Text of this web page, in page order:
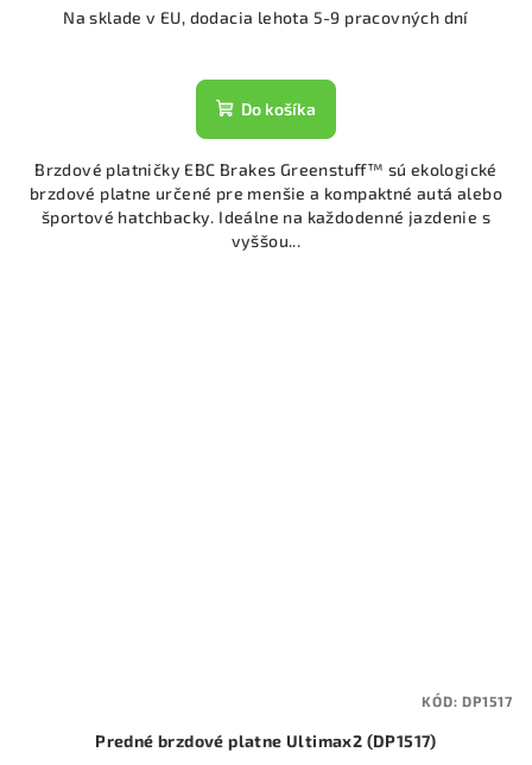
Na sklade v EU, dodacia lehota 5-9 pracovných dní
Do košíka
Brzdové platničky EBC Brakes Greenstuff™ sú ekologické
brzdové platne určené pre menšie a kompaktné autá alebo
športové hatchbacky. Ideálne na každodenné jazdenie s
vyššou...
Predné brzdové platne Ultimax2 (DP1517)
KÓD:DP1517